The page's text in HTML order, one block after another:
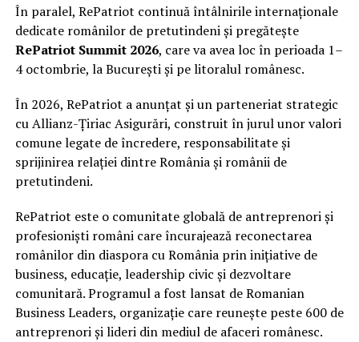
În paralel, RePatriot continuă întâlnirile internaționale
dedicate românilor de pretutindeni și pregătește
RePatriot Summit 2026, care va avea loc în perioada 1–
4 octombrie, la București și pe litoralul românesc.
În 2026, RePatriot a anunțat și un parteneriat strategic
cu Allianz-Țiriac Asigurări, construit în jurul unor valori
comune legate de încredere, responsabilitate și
sprijinirea relației dintre România și românii de
pretutindeni.
RePatriot este o comunitate globală de antreprenori și
profesioniști români care încurajează reconectarea
românilor din diaspora cu România prin inițiative de
business, educație, leadership civic și dezvoltare
comunitară. Programul a fost lansat de Romanian
Business Leaders, organizație care reunește peste 600 de
antreprenori și lideri din mediul de afaceri românesc.